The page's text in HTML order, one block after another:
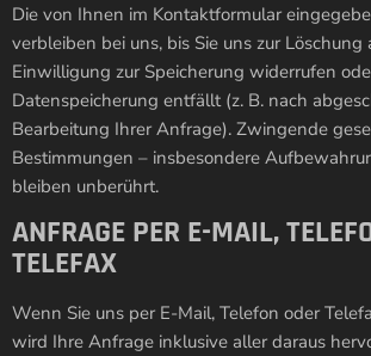
Die von Ihnen im Kontaktformular
verbleiben bei uns, bis Sie uns zur Löschung
Einwilligung zur Speicherung widerrufen
Datenspeicherung entfällt (z. B. nach
Bearbeitung Ihrer Anfrage). Zwingende
Bestimmungen – insbesondere
bleiben unberührt.
ANFRAGE PER E-MAIL,
TELEFAX
Wenn Sie uns per E-Mail, Telefon oder
wird Ihre Anfrage inklusive aller daraus